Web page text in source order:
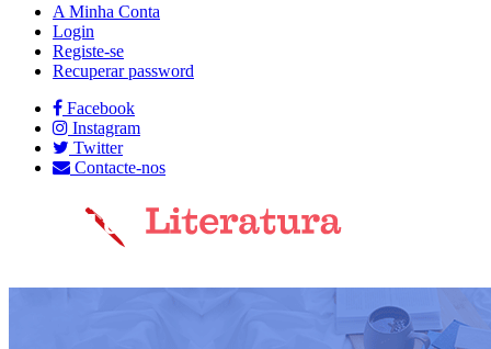
A Minha Conta
Login
Registe-se
Recuperar password
Facebook
Instagram
Twitter
Contacte-nos